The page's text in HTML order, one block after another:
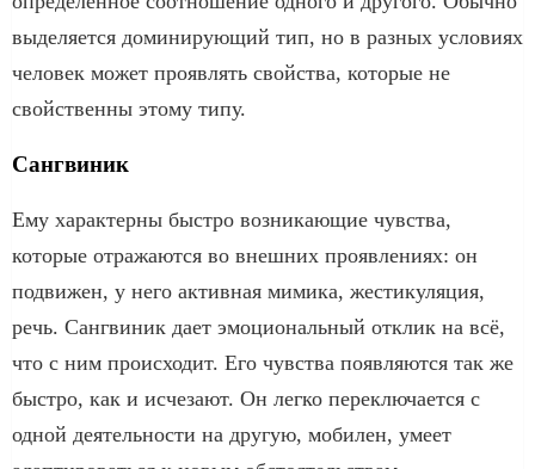
выделяется доминирующий тип, но в разных условиях
человек может проявлять свойства, которые не
свойственны этому типу.
Сангвиник
Ему характерны быстро возникающие чувства,
которые отражаются во внешних проявлениях: он
подвижен, у него активная мимика, жестикуляция,
речь. Сангвиник дает эмоциональный отклик на всё,
что с ним происходит. Его чувства появляются так же
быстро, как и исчезают. Он легко переключается с
одной деятельности на другую, мобилен, умеет